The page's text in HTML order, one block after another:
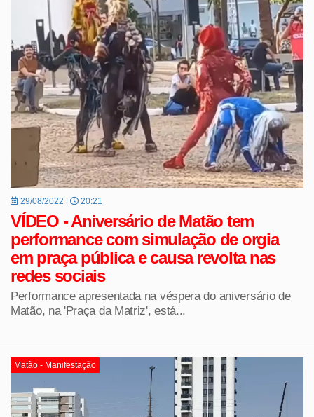
29/08/2022 | 20:21
VÍDEO - Aniversário de Matão tem
performance com simulação de orgia
em praça pública e causa revolta nas
redes sociais
Performance apresentada na véspera do aniversário de
Matão, na 'Praça da Matriz', está...
Matão - Manifestação